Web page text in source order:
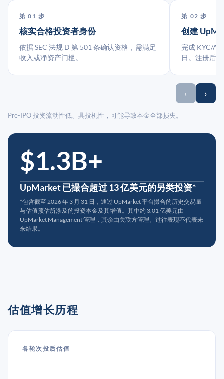
第 01 步
核实合格投资者身份
依据 SEC 法规 D 第 501 条确认资格，需满足
收入或净资产门槛。
第 02 步
创建
完成 KYC/
日。注册后
‹ ›
Pre-IPO 投资流动性低、具投机性，可能导致本金全部损失。
$1.3B+
UpMarket 已撮合超过 13 亿美元的另类投资*
*包含截至 2026 年 3 月 31 日，通过 UpMarket 平台撮合的历史交易量
与估值预估所涉及的投资本金及其增值。其中约 3.01 亿美元由
UpMarket Management 管理，其余由关联方管理。过往表现不代表未
来结果。
估值增长历程
各轮次投后估值